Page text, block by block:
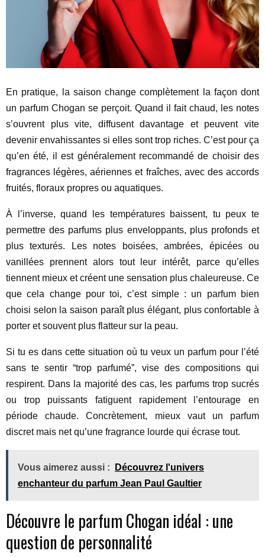
En pratique, la saison change complètement la façon dont
un parfum Chogan se perçoit. Quand il fait chaud, les notes
s’ouvrent plus vite, diffusent davantage et peuvent vite
devenir envahissantes si elles sont trop riches. C’est pour ça
qu’en été, il est généralement recommandé de choisir des
fragrances légères, aériennes et fraîches, avec des accords
fruités, floraux propres ou aquatiques.
À l’inverse, quand les températures baissent, tu peux te
permettre des parfums plus enveloppants, plus profonds et
plus texturés. Les notes boisées, ambrées, épicées ou
vanillées prennent alors tout leur intérêt, parce qu’elles
tiennent mieux et créent une sensation plus chaleureuse. Ce
que cela change pour toi, c’est simple : un parfum bien
choisi selon la saison paraît plus élégant, plus confortable à
porter et souvent plus flatteur sur la peau.
Si tu es dans cette situation où tu veux un parfum pour l’été
sans te sentir “trop parfumé”, vise des compositions qui
respirent. Dans la majorité des cas, les parfums trop sucrés
ou trop puissants fatiguent rapidement l’entourage en
période chaude. Concrètement, mieux vaut un parfum
discret mais net qu’une fragrance lourde qui écrase tout.
Vous aimerez aussi :
Découvrez l'univers
enchanteur du parfum Jean Paul Gaultier
Découvre le parfum Chogan idéal : une
question de personnalité